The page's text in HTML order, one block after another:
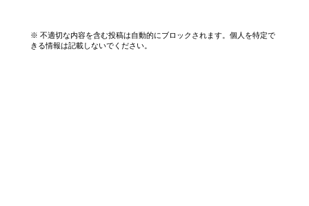
※ 不適切な内容を含む投稿は自動的にブロックされます。個人を特定で
きる情報は記載しないでください。